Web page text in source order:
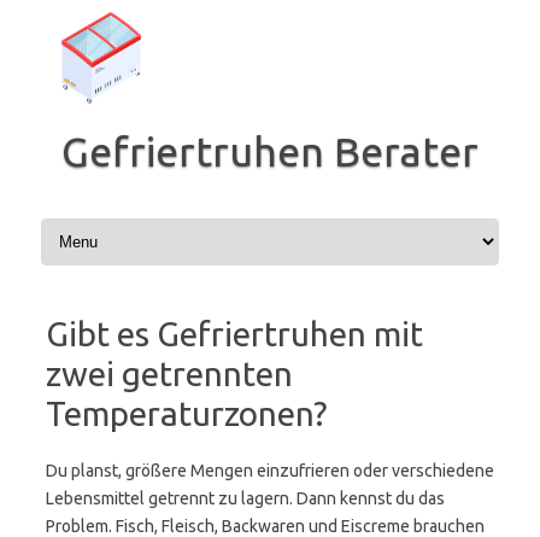
springen
Gefriertruhen Berater
Gibt es Gefriertruhen mit
zwei getrennten
Temperaturzonen?
Du planst, größere Mengen einzufrieren oder verschiedene
Lebensmittel getrennt zu lagern. Dann kennst du das
Problem. Fisch, Fleisch, Backwaren und Eiscreme brauchen